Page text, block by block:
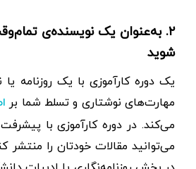
۲. به‌عنوان یک نویسنده‌ی
شوید
یک دوره کارآموزی با یک روزنامه
مهارت‌های نوشتاری و تسلط شما بر
می‌کند. در دوره کارآموزی با
می‌توانید مقالات خودتان را منتشر